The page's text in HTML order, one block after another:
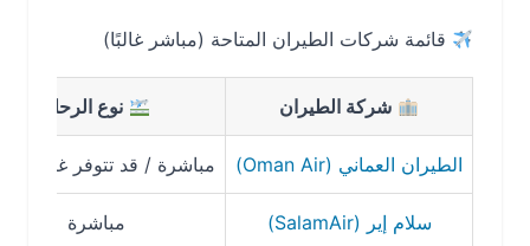
قائمة شركات الطيران المتاحة (مباشر غالبًا)
شركة الطيران نوع الرحلة
الطيران العماني (Oman Air) مباشرة / قد تتوفر غير مباشرة
سلام إير (SalamAir) مباشرة